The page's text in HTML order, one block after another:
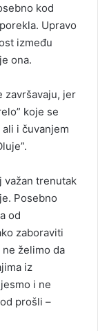
kod
Upravo
između
ona.
završavaju, jer
koje se
i čuvanjem
važan trenutak
Posebno
od
zaboraviti
želimo da
iz
i ne
prošli –